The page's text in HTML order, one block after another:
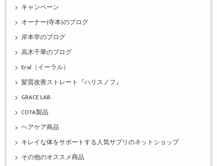
キャンペーン
オーナー(寺本)のブログ
岸本学のブログ
高木千華のブログ
Eral（イーラル）
髪質改善ストレート『ハリスノフ』
GRACE LAB.
COTA製品
ヘアケア商品
キレイな体をサポートする人気サプリのネットショップ
その他のオススメ商品